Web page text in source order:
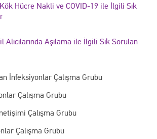
Hücre Nakli ve COVID-19 ile İlgili Sık
Aşılama ile İlgili Sık Sorulan
İnfeksiyonlar Çalışma Grubu
Çalışma Grubu
Çalışma Grubu
Çalışma Grubu